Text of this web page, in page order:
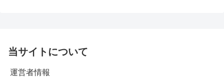
当サイトについて
運営者情報